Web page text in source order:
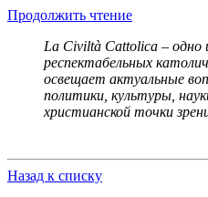
Продолжить чтение
La Civiltà Cattolica – одно
респектабельных
освещает актуальные
политики, культуры,
христианской точки
Назад к списку